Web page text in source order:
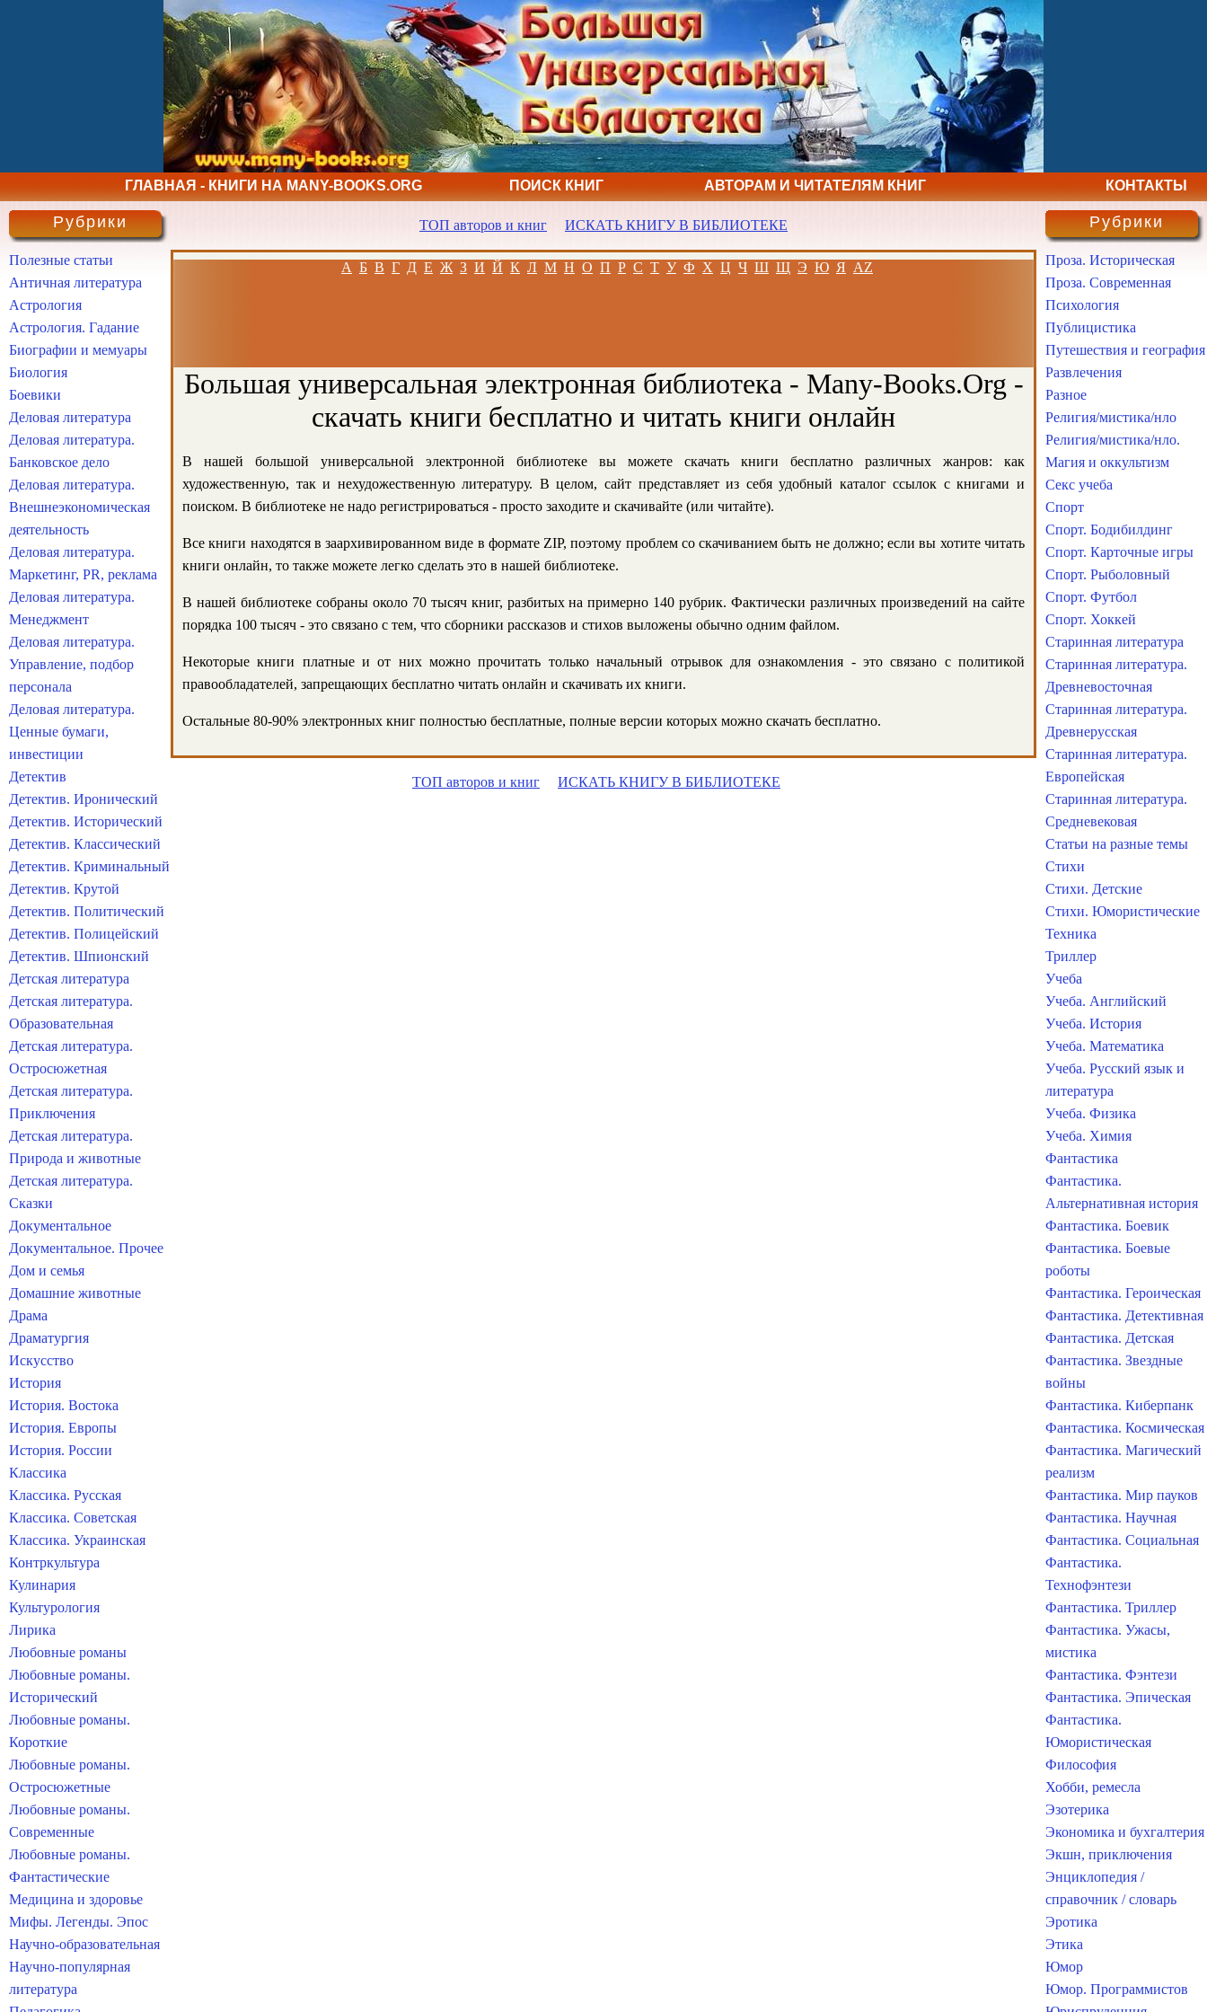
ГЛАВНАЯ - КНИГИ НА MANY-BOOKS.ORG ПОИСК КНИГ АВТОРАМ И ЧИТАТЕЛЯМ КНИГ КОНТАКТЫ
ТОП авторов и книг ИСКАТЬ КНИГУ В БИБЛИОТЕКЕ
А Б В Г Д Е Ж З И Й К Л М Н О П Р С Т У Ф Х Ц Ч Ш Щ Э Ю Я AZ
Большая универсальная электронная библиотека - Many-Books.Org -
скачать книги бесплатно и читать книги онлайн
В нашей большой универсальной электронной библиотеке вы можете скачать книги бесплатно различных жанров: как
художественную, так и нехудожественную литературу. В целом, сайт представляет из себя удобный каталог ссылок с книгами и
поиском. В библиотеке не надо регистрироваться - просто заходите и скачивайте (или читайте).
Все книги находятся в заархивированном виде в формате ZIP, поэтому проблем со скачиванием быть не должно; если вы хотите читать
книги онлайн, то также можете легко сделать это в нашей библиотеке.
В нашей библиотеке собраны около 70 тысяч книг, разбитых на примерно 140 рубрик. Фактически различных произведений на сайте
порядка 100 тысяч - это связано с тем, что сборники рассказов и стихов выложены обычно одним файлом.
Некоторые книги платные и от них можно прочитать только начальный отрывок для ознакомления - это связано с политикой
правообладателей, запрещающих бесплатно читать онлайн и скачивать их книги.
Остальные 80-90% электронных книг полностью бесплатные, полные версии которых можно скачать бесплатно.
ТОП авторов и книг ИСКАТЬ КНИГУ В БИБЛИОТЕКЕ
Рубрики
Полезные статьи
Античная литература
Астрология
Астрология. Гадание
Биографии и мемуары
Биология
Боевики
Деловая литература
Деловая литература.
Банковское дело
Деловая литература.
Внешнеэкономическая
деятельность
Деловая литература.
Маркетинг, PR, реклама
Деловая литература.
Менеджмент
Деловая литература.
Управление, подбор
персонала
Деловая литература.
Ценные бумаги,
инвестиции
Детектив
Детектив. Иронический
Детектив. Исторический
Детектив. Классический
Детектив. Криминальный
Детектив. Крутой
Детектив. Политический
Детектив. Полицейский
Детектив. Шпионский
Детская литература
Детская литература.
Образовательная
Детская литература.
Остросюжетная
Детская литература.
Приключения
Детская литература.
Природа и животные
Детская литература.
Сказки
Документальное
Документальное. Прочее
Дом и семья
Домашние животные
Драма
Драматургия
Искусство
История
История. Востока
История. Европы
История. России
Классика
Классика. Русская
Классика. Советская
Классика. Украинская
Контркультура
Кулинария
Культурология
Лирика
Любовные романы
Любовные романы.
Исторический
Любовные романы.
Короткие
Любовные романы.
Остросюжетные
Любовные романы.
Современные
Любовные романы.
Фантастические
Медицина и здоровье
Мифы. Легенды. Эпос
Научно-образовательная
Научно-популярная
литература
Рубрики
Проза. Историческая
Проза. Современная
Психология
Публицистика
Путешествия и география
Развлечения
Разное
Религия/мистика/нло
Религия/мистика/нло.
Магия и оккультизм
Секс учеба
Спорт
Спорт. Бодибилдинг
Спорт. Карточные игры
Спорт. Рыболовный
Спорт. Футбол
Спорт. Хоккей
Старинная литература
Старинная литература.
Древневосточная
Старинная литература.
Древнерусская
Старинная литература.
Европейская
Старинная литература.
Средневековая
Статьи на разные темы
Стихи
Стихи. Детские
Стихи. Юмористические
Техника
Триллер
Учеба
Учеба. Английский
Учеба. История
Учеба. Математика
Учеба. Русский язык и
литература
Учеба. Физика
Учеба. Химия
Фантастика
Фантастика.
Альтернативная история
Фантастика. Боевик
Фантастика. Боевые
роботы
Фантастика. Героическая
Фантастика. Детективная
Фантастика. Детская
Фантастика. Звездные
войны
Фантастика. Киберпанк
Фантастика. Космическая
Фантастика. Магический
реализм
Фантастика. Мир пауков
Фантастика. Научная
Фантастика. Социальная
Фантастика.
Технофэнтези
Фантастика. Триллер
Фантастика. Ужасы,
мистика
Фантастика. Фэнтези
Фантастика. Эпическая
Фантастика.
Юмористическая
Философия
Хобби, ремесла
Эзотерика
Экономика и бухгалтерия
Экшн, приключения
Энциклопедия /
справочник / словарь
Эротика
Этика
Юмор
Юмор. Программистов